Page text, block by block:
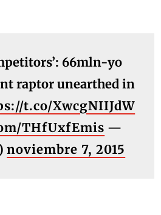
66mln-yo
raptor unearthed in
t.co/XwcgNIIJdW
THfUxfEmis —
noviembre 7, 2015